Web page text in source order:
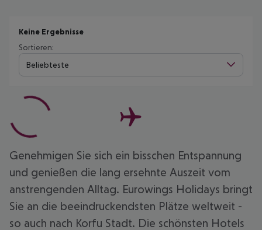
Keine Ergebnisse
Sortieren:
Beliebteste
Genehmigen Sie sich ein bisschen Entspannung
und genießen die lang ersehnte Auszeit vom
anstrengenden Alltag. Eurowings Holidays bringt
Sie an die beeindruckendsten Plätze weltweit -
so auch nach Korfu Stadt. Die schönsten Hotels